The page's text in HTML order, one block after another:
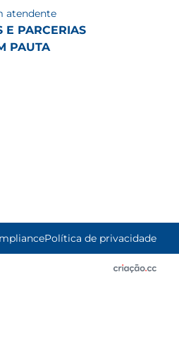
atendente
E PARCERIAS
PAUTA
Política de privacidade